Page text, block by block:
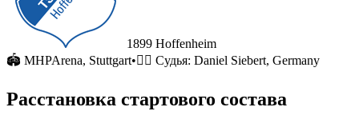
1899 Hoffenheim
🏟 MHPArena, Stuttgart•🧑‍⚖️ Судья: Daniel Siebert, Germany
Расстановка стартового состава